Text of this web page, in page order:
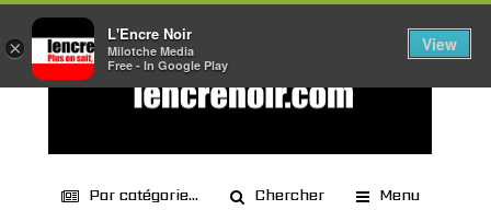
Par catégorie... Chercher Menu
×
L'Encre Noir
Milotche Media
Free - In Google Play
View